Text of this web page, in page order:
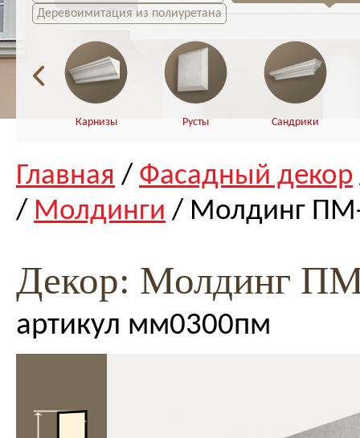
Деревоимитация из полиуретана
Карнизы Русты Сандрики
Главная / Фасадный декор
/ Молдинги / Молдинг
Декор: Молдинг
артикул мм0300пм